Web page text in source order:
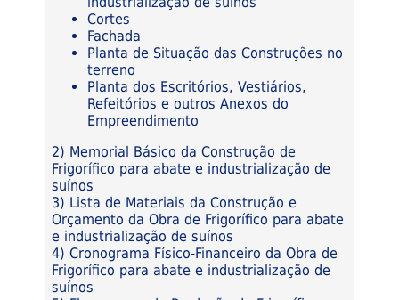
Cortes
Fachada
Planta de Situação das Construções no
terreno
Planta dos Escritórios, Vestiários,
Refeitórios e outros Anexos do
Empreendimento
2) Memorial Básico da Construção de
Frigorífico para abate e industrialização de
suínos
3) Lista de Materiais da Construção e
Orçamento da Obra de Frigorífico para abate
e industrialização de suínos
4) Cronograma Físico-Financeiro da Obra de
Frigorífico para abate e industrialização de
suínos